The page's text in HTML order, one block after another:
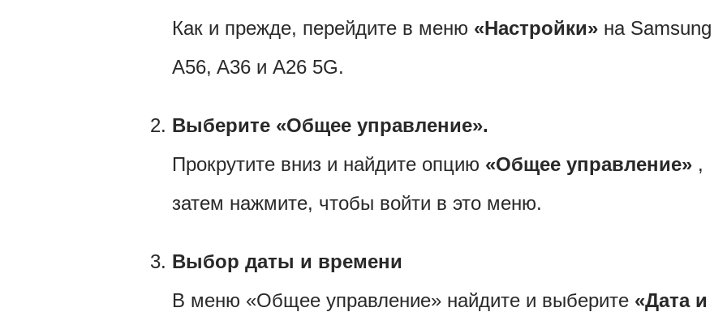
Как и прежде, перейдите в меню «Настройки» на Samsung
A56, A36 и A26 5G.
Выберите «Общее управление».
Прокрутите вниз и найдите опцию «Общее управление» ,
затем нажмите, чтобы войти в это меню.
Выбор даты и времени
В меню «Общее управление» найдите и выберите «Дата и